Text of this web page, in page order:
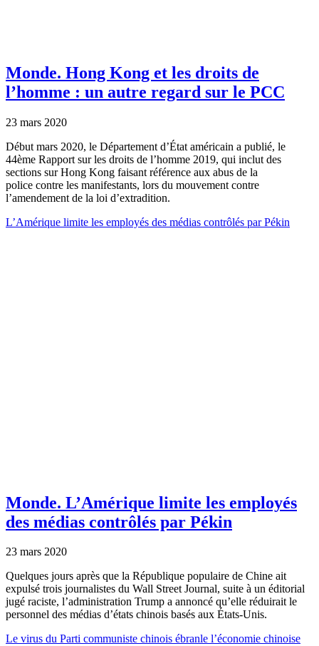
Monde. Hong Kong et les droits de
l’homme : un autre regard sur le PCC
23 mars 2020
Début mars 2020, le Département d’État américain a publié, le
44ème Rapport sur les droits de l’homme 2019, qui inclut des
sections sur Hong Kong faisant référence aux abus de la
police contre les manifestants, lors du mouvement contre
l’amendement de la loi d’extradition.
L’Amérique limite les employés des médias contrôlés par Pékin
Monde. L’Amérique limite les employés
des médias contrôlés par Pékin
23 mars 2020
Quelques jours après que la République populaire de Chine ait
expulsé trois journalistes du Wall Street Journal, suite à un éditorial
jugé raciste, l’administration Trump a annoncé qu’elle réduirait le
personnel des médias d’états chinois basés aux États-Unis.
Le virus du Parti communiste chinois ébranle l’économie chinoise